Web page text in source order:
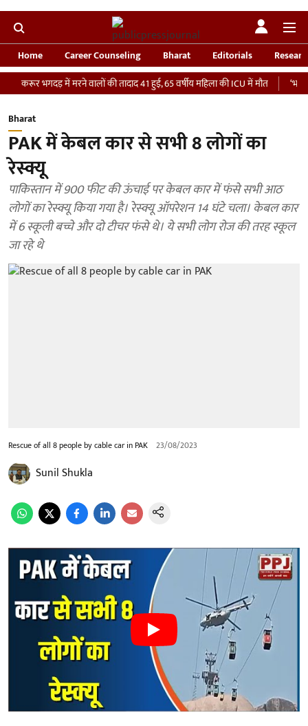
Home Career Counseling Bharat Editorials
में मरने वालों की तादाद 41 हुई, 65 वर्षीय महिला की ICU में मौत
‘भारतीय सेना
Bharat
PAK में केबल कार से सभी 8 लोगों का
रेस्क्यू
पाकिस्तान में 900 फीट की ऊंचाई पर केबल कार में फंसे सभी आठ
लोगों का रेस्क्यू किया गया है। रेस्क्यू ऑपरेशन 14 घंटे चला। केबल कार
में 6 स्कूली बच्चे और दो टीचर फंसे थे। ये सभी लोग रोज की तरह स्कूल
जा रहे थे
Rescue of all 8 people by cable car in PAK 23/08/2023
Sunil Shukla